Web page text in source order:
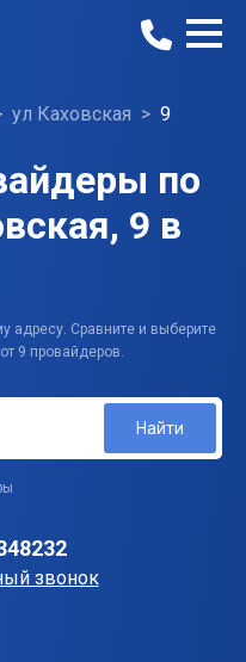
ул Каховская 9
по
9 в
адресу. Сравните и выберите
9 провайдеров.
Найти
звонок